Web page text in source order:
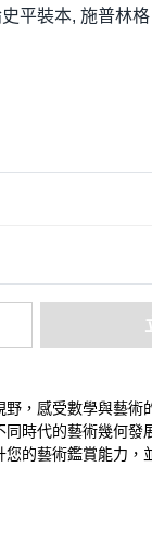
平裝本, 施普林格
，感受數學與藝術
時代的藝術幾何發
的藝術鑑賞能力，